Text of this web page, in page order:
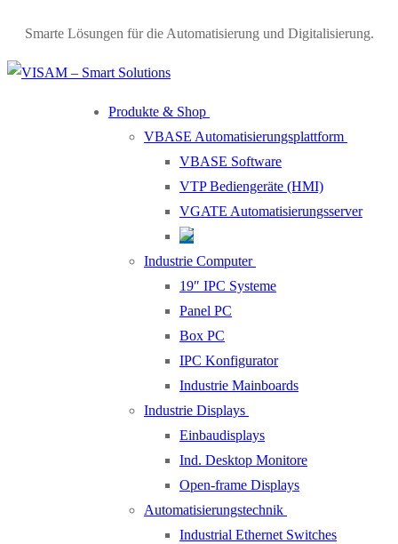
content
Smarte Lösungen für die Automatisierung und Digitalisierung.
Produkte & Shop
VBASE Automatisierungsplattform
VBASE Software
VTP Bediengeräte (HMI)
VGATE Automatisierungsserver
Industrie Computer
19″ IPC Systeme
Panel PC
Box PC
IPC Konfigurator
Industrie Mainboards
Industrie Displays
Einbaudisplays
Ind. Desktop Monitore
Open-frame Displays
Automatisierungstechnik
Industrial Ethernet Switches